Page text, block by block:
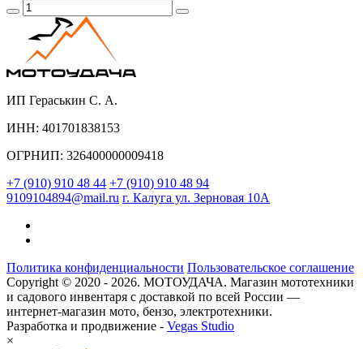
ИП Гераськин С. А.
ИНН: 401701838153
ОГРНИП: 326400000009418
+7 (910) 910 48 44 +7 (910) 910 48 94
9109104894@mail.ru г. Калуга ул. Зерновая 10А
Политика конфиденциальности Пользовательское соглашение
Copyright © 2020 - 2026. МОТОУДАЧА. Магазин мототехники
и садового инвентаря с доставкой по всей России —
интернет-магазин мото, бензо, электротехники.
Разработка и продвижение - Vegas Studio
×